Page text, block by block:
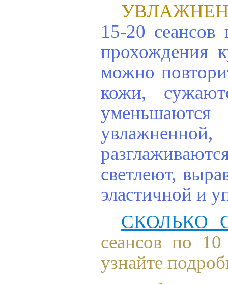
15-20
прохождения
можно
кожи,
светлеют,
эластичной и
СКОЛЬКО
сеансов по
узнайте